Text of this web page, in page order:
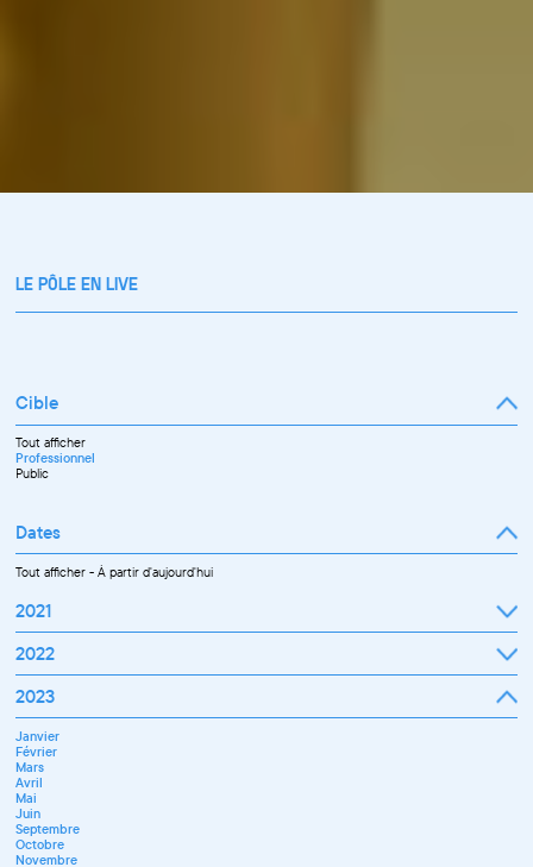
LE PÔLE EN LIVE
Cible
Tout afficher
Professionnel
Public
Dates
Tout afficher-À partir d'aujourd'hui
2021
Septembre
Octobre
Novembre
Décembre
2022
Janvier
Février
Mars
Avril
Mai
Juin
Juillet
Septembre
Octobre
Novembre
Décembre
2023
Janvier
Février
Mars
Avril
Mai
Juin
Septembre
Octobre
Novembre